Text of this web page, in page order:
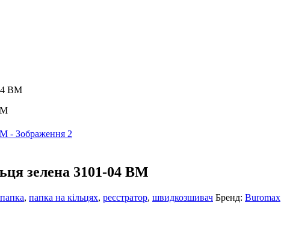
BM
зелена 3101-04 BM
папка, папка на кільцях, реєстратор, швидкозшивач Бренд: Buromax